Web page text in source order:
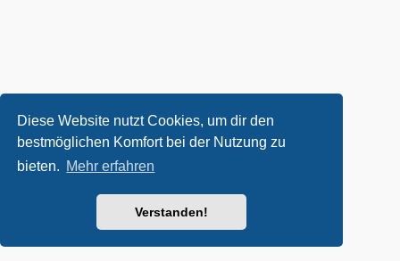
Diese Website nutzt Cookies, um dir den
bestmöglichen Komfort bei der Nutzung zu
bieten. Mehr erfahren
Verstanden!